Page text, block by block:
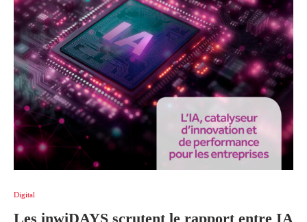
Digital
Les inwiDAYS scrutent le rapport entre IA